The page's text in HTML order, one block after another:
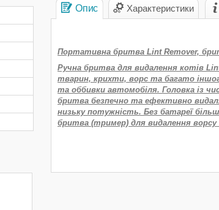
Опис Характеристики
Портативна бритва Lint Remover,
Ручна бритва для видалення котів
тварин, крихти, ворс та багато
та оббивки автомобіля. Головка із
бритва безпечно та ефективно
низьку потужність. Без батареї
бритва (тример) для видалення